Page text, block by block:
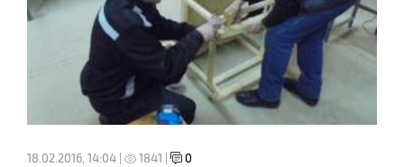
18.02.2016, 14:04 | 1841 | 0